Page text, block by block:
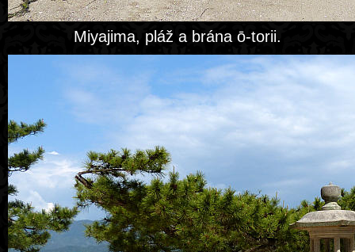
Miyajima, pláž a brána ō-torii.